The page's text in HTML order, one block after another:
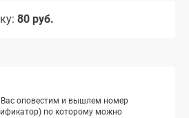
80 руб.
оповестим и вышлем номер
по которому можно